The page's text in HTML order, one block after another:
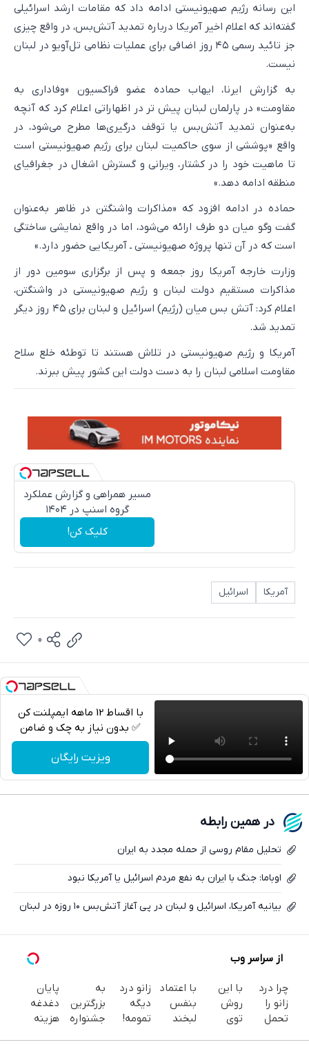
این رسانه رژیم صهیونیستی ادامه داد که مقامات ارشد اسرائیلی
گفته‌اند که اعلام اخیر آمریکا درباره تمدید آتش‌بس، در واقع چیزی
جز تائید رسمی ۴۵ روز اضافی برای عملیات نظامی تل‌آویو در لبنان
نیست.
به گزارش ایرنا، ایهاب حماده عضو فراکسیون «وفاداری به
مقاومت» در پارلمان لبنان پیش تر در اظهاراتی اعلام کرد که آنچه
به‌عنوان تمدید آتش‌بس یا توقف درگیری‌ها مطرح می‌شود، در
واقع «پوششی از سوی حاکمیت لبنان برای رژیم صهیونیستی است
تا ماهیت خود را در کشتار، ویرانی و گسترش اشغال در جغرافیای
منطقه ادامه دهد.»
حماده در ادامه افزود که «مذاکرات واشنگتن در ظاهر به‌عنوان
گفت‌ وگو میان دو طرف ارائه می‌شود، اما در واقع نمایشی ساختگی
است که در آن تنها پروژه صهیونیستی ـ آمریکایی حضور دارد.»
وزارت خارجه آمریکا روز جمعه و پس از برگزاری سومین دور از
مذاکرات مستقیم دولت لبنان و رژیم صهیونیستی در واشنگتن،
اعلام کرد: آتش بس میان (رژیم) اسرائیل و لبنان برای ۴۵ روز دیگر
تمدید شد.
آمریکا و رژیم صهیونیستی در تلاش هستند تا توطئه خلع سلاح
مقاومت اسلامی لبنان را به دست دولت این کشور پیش ببرند.
مسیر همراهی و گزارش عملکرد
گروه اسنپ در ۱۴۰۴
کلیک کن!
آمریکا اسرائیل
واتساپ
0
با اقساط 12 ماهه ایمپلنت کن
✅ بدون نیاز به چک و ضامن
ویزیت رایگان
در همین رابطه
تحلیل مقام روسی از حمله مجدد به ایران
اوباما: جنگ با ایران به نفع مردم اسرائیل یا آمریکا نبود
بیانیه آمریکا، اسرائیل و لبنان در پی آغاز آتش‌بس ۱۰ روزه در لبنان
از سراسر وب
چرا درد
زانو را
تحمل
با این
روش
توی
با اعتماد
بنفس
لبخند
زانو درد
دیگه
تمومه!
به
بزرگترین
جشنواره
پایان
دغدغه
هزینه